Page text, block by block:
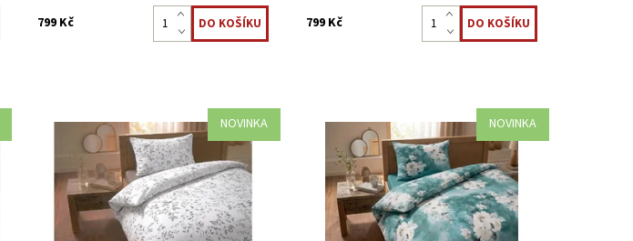
799 Kč
799 Kč
NOVINKA
Saténové povlečení z nejjemnější 100%
bavlny, na dotek příjemné. Jarní květinový
motiv Saténová úprava Zipové zapínání
Dostupnost:
Skladem >5 ks
8595248438965
NOVINKA
Saténové povlečení z nejjemnější 100%
bavlny, na dotek příjemné. Jarní květinový
motiv Saténová úprava Zipové zapínání
Dostupnost:
Skladem >5 ks
Kód:
8595248439016